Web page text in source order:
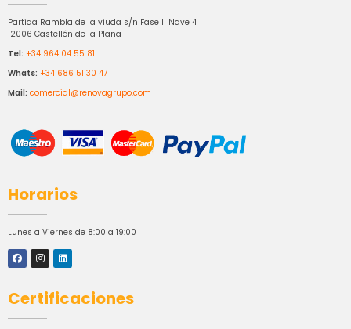
Partida Rambla de la viuda s/n Fase II Nave 4
12006 Castellón de la Plana
Tel: +34 964 04 55 81
Whats: +34 686 51 30 47
Mail: comercial@renovagrupo.com
Horarios
Lunes a Viernes de 8:00 a 19:00
Certificaciones